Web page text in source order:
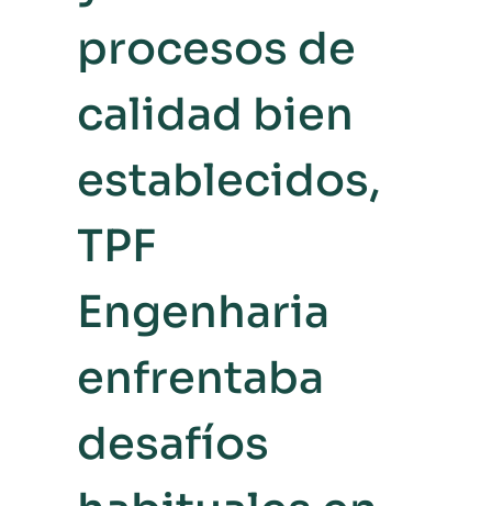
procesos de
calidad bien
establecidos,
TPF
Engenharia
enfrentaba
desafíos